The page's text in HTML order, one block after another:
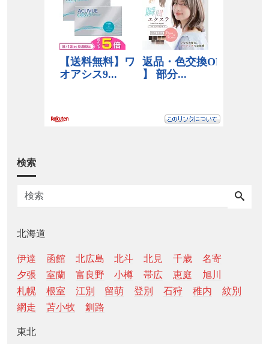
検索
北海道
伊達 函館 北広島 北斗 北見 千歳
名寄
夕張
室蘭 富良野 小樽 帯広 恵庭
旭川
札幌
根室 江別 留萌 登別 石狩 稚内
紋別
網走
苫小牧 釧路
東北